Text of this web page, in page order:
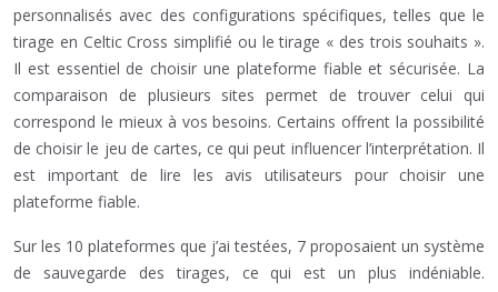
personnalisés avec des configurations spécifiques, telles que le
tirage en Celtic Cross simplifié ou le tirage « des trois souhaits ».
Il est essentiel de choisir une plateforme fiable et sécurisée. La
comparaison de plusieurs sites permet de trouver celui qui
correspond le mieux à vos besoins. Certains offrent la possibilité
de choisir le jeu de cartes, ce qui peut influencer l’interprétation. Il
est important de lire les avis utilisateurs pour choisir une
plateforme fiable.
Sur les 10 plateformes que j’ai testées, 7 proposaient un système
de sauvegarde des tirages, ce qui est un plus indéniable.